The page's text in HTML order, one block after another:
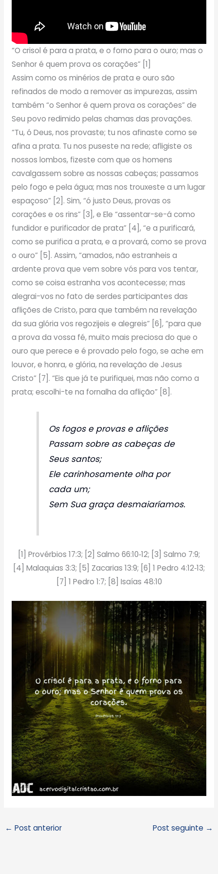
“O crisol é para a prata, e o forno para o ouro; mas o
Senhor é quem prova os corações” [1]
Assim como os minérios de prata e ouro são
refinados de modo a remover as impurezas, assim
também “o Senhor é quem prova os corações” de
Seu povo redimido pelas chamas das provações.
“Tu, ó Deus, nos provaste; tu nos afinaste como se
afina a prata. Tu nos puseste na rede; afligiste os
nossos lombos, fizeste com que os homens
cavalgassem sobre as nossas cabeças; passamos
pelo fogo e pela água; mas nos trouxeste a um lugar
espaçoso” [2]. Sim, “ó justo Deus, provas os
corações e os rins” [3], e Ele “assentar-se-á como
fundidor e purificador de prata” [4], “e a purificará,
como se purifica a prata, e a provará, como se prova
o ouro” [5]. Assim, “amados, não estranheis a
ardente prova que vem sobre vós para vos tentar,
como se coisa estranha vos acontecesse; mas
alegrai-vos no fato de serdes participantes das
aflições de Cristo, para que também na revelação
da sua glória vos regozijeis e alegreis” [6], “para que
a prova da vossa fé, muito mais preciosa do que o
ouro que perece e é provado pelo fogo, se ache em
louvor, e honra, e glória, na revelação de Jesus
Cristo” [7]. “Eis que já te purifiquei, mas não como a
prata; escolhi-te na fornalha da aflição” [8].
Os fogos e provas e aflições
Passam sobre as cabeças de
Seus santos;
Ele carinhosamente olha por
cada um;
Sem Sua graça desmaiaríamos.
[1] Provérbios 17:3; [2] Salmo 66:10‑12; [3] Salmo 7:9;
[4] Malaquias 3:3; [5] Zacarias 13:9; [6] 1 Pedro 4:12‑13;
[7] 1 Pedro 1:7; [8] Isaías 48:10
← Post anterior Post seguinte →